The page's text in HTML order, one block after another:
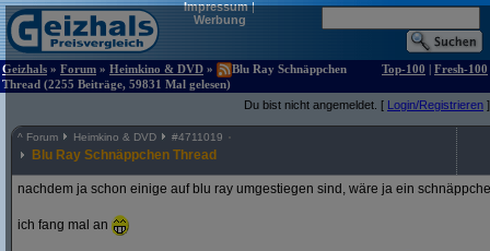
Impressum|
Werbung
Geizhals » Forum » Heimkino & DVD »
Blu Ray Schnäppchen
Thread (2255 Beiträge, 59831 Mal gelesen)
Top-100 | Fresh-100
Du bist nicht angemeldet. [ Login/Registrieren ]
^ Forum Heimkino & DVD #4711019
Blu Ray Schnäppchen Thread
nachdem ja schon einige auf blu ray umgestiegen sind, wäre ja ein
ich fang mal an